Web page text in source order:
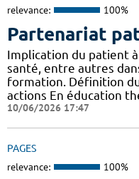
relevance: 100%
Partenariat
Implication du patient
santé, entre autres
formation. Définition
actions En éducation
10/06/2026 17:47
PAGES
relevance: 100%